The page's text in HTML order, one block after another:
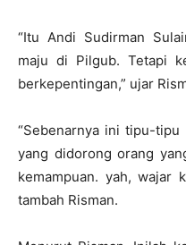
“Itu Andi Sudirman
maju di Pilgub. Tetapi
berkepentingan,” ujar
“Sebenarnya ini tipu-tipu
yang didorong orang
kemampuan. yah, wajar
tambah Risman.